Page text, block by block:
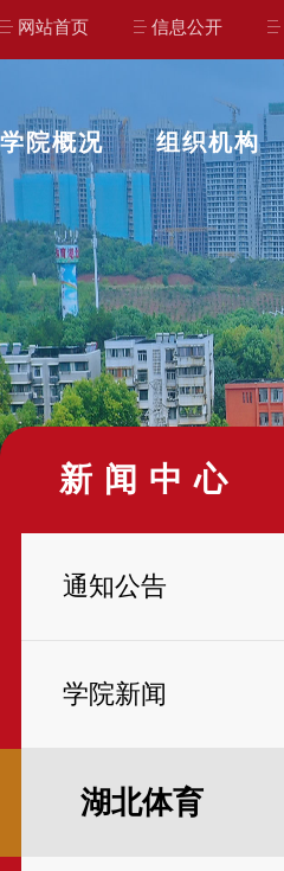
网站首页 信息公开
学院概况 组织机构
新闻中心
通知公告
学院新闻
湖北体育